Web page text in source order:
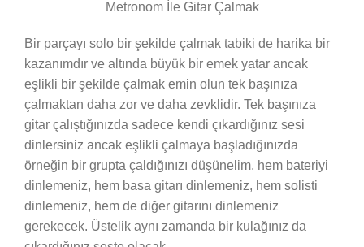
Metronom İle Gitar Çalmak
Bir parçayı solo bir şekilde çalmak tabiki de harika bir
kazanımdır ve altında büyük bir emek yatar ancak
eşlikli bir şekilde çalmak emin olun tek başınıza
çalmaktan daha zor ve daha zevklidir. Tek başınıza
gitar çalıştığınızda sadece kendi çıkardığınız sesi
dinlersiniz ancak eşlikli çalmaya başladığınızda
örneğin bir grupta çaldığınızı düşünelim, hem bateriyi
dinlemeniz, hem basa gitarı dinlemeniz, hem solisti
dinlemeniz, hem de diğer gitarını dinlemeniz
gerekecek. Üstelik aynı zamanda bir kulağınız da